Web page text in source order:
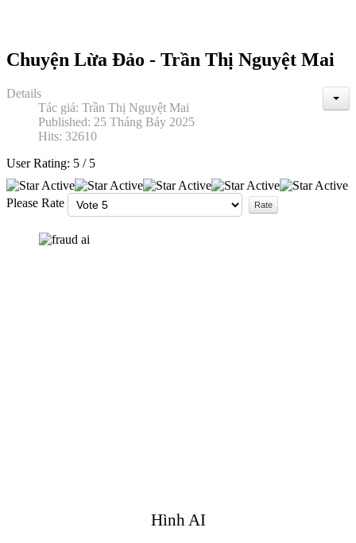
Chuyện Lừa Đảo - Trần Thị Nguyệt Mai
Details
Tác giả: Trần Thị Nguyệt Mai
Published: 25 Tháng Bảy 2025
Hits: 32610
User Rating: 5 / 5
Please Rate
Hình AI